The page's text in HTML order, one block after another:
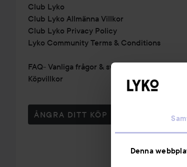
Denna
Club Lyko
Club Lyko Allmänna Villkor
Club Lyko Privacy Policy
Lyko Community Terms & Conditions
FAQ- Vanliga frågor & svar
Köpvillkor
ÅNGRA DITT KÖP